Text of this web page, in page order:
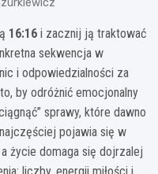
16:16 i zacznij ją traktować
sekwencja w
i odpowiedzialności za
by odróżnić emocjonalny
sprawy, które dawno
najczęściej pojawia się w
życie domaga się dojrzalej